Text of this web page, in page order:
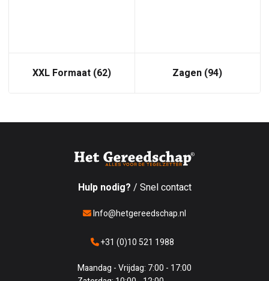
XXL Formaat (62) Zagen (94)
Hulp nodig? / Snel contact
Info@hetgereedschap.nl
+31 (0)10 521 1988
Maandag - Vrijdag: 7:00 - 17:00